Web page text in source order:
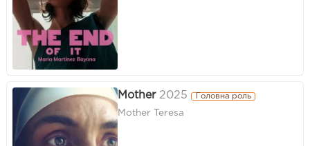
Mother 2025 Головна роль
Mother Teresa